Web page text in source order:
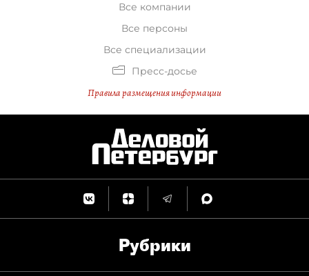
Все компании
Все персоны
Все специализации
Пресс-досье
Правила размещения информации
Рубрики